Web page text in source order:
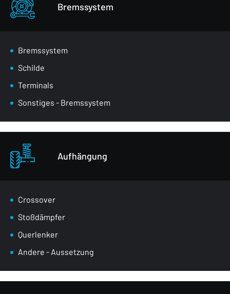
Bremssystem
Bremssystem
Schilde
Terminals
Sonstiges - Bremssystem
Aufhängung
Crossover
Stoßdämpfer
Querlenker
Andere - Aussetzung